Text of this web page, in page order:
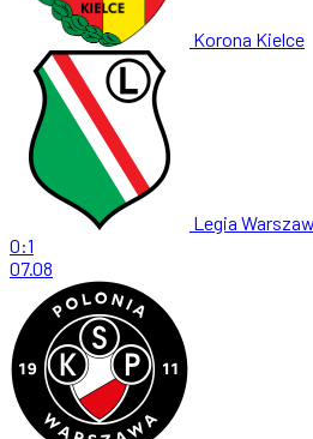
Korona Kielce
Legia
0:1
07.08